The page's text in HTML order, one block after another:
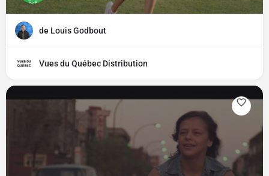
de Louis Godbout
Vues du Québec Distribution